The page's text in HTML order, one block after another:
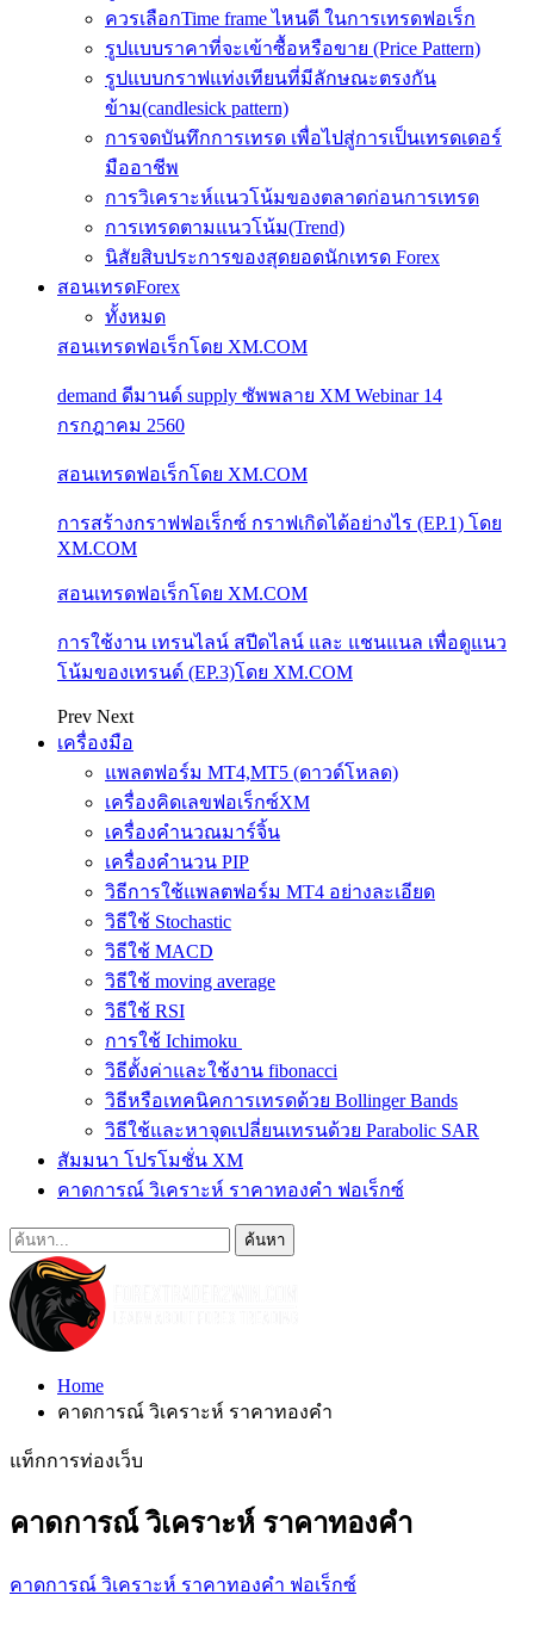
ควรเลือกTime frame ไหนดี ในการเทรดฟอเร็ก
รูปแบบราคาที่จะเข้าซื้อหรือขาย (Price Pattern)
รูปแบบกราฟแท่งเทียนที่มีลักษณะตรงกัน
ข้าม(candlesick pattern)
การจดบันทึกการเทรด เพื่อไปสู่การเป็นเทรดเดอร์
มืออาชีพ
การวิเคราะห์แนวโน้มของตลาดก่อนการเทรด
การเทรดตามแนวโน้ม(Trend)
นิสัยสิบประการของสุดยอดนักเทรด Forex
สอนเทรดForex
ทั้งหมด
สอนเทรดฟอเร็กโดย XM.COM
demand ดีมานด์ supply ซัพพลาย XM Webinar 14
กรกฎาคม 2560
สอนเทรดฟอเร็กโดย XM.COM
การสร้างกราฟฟอเร็กซ์ กราฟเกิดได้อย่างไร (EP.1) โดย
XM.COM
สอนเทรดฟอเร็กโดย XM.COM
การใช้งาน เทรนไลน์ สปีดไลน์ และ แชนแนล เพื่อดูแนว
โน้มของเทรนด์ (EP.3)โดย XM.COM
Prev Next
เครื่องมือ
แพลตฟอร์ม MT4,MT5 (ดาวด์โหลด)
เครื่องคิดเลขฟอเร็กซ์XM
เครื่องคำนวณมาร์จิ้น
เครื่องคำนวน PIP
วิธีการใช้แพลตฟอร์ม MT4 อย่างละเอียด
วิธีใช้ Stochastic
วิธีใช้ MACD
วิธีใช้ moving average
วิธีใช้ RSI
การใช้ Ichimoku
วิธีตั้งค่าและใช้งาน fibonacci
วิธีหรือเทคนิคการเทรดด้วย Bollinger Bands
วิธีใช้และหาจุดเปลี่ยนเทรนด้วย Parabolic SAR
สัมมนา โปรโมชั่น XM
คาดการณ์ วิเคราะห์ ราคาทองคำ ฟอเร็กซ์
Home
คาดการณ์ วิเคราะห์ ราคาทองคำ
แท็กการท่องเว็บ
คาดการณ์ วิเคราะห์ ราคาทองคำ
คาดการณ์ วิเคราะห์ ราคาทองคำ ฟอเร็กซ์